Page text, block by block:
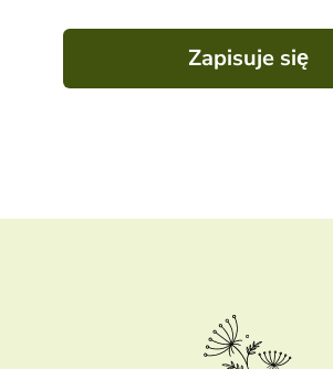
Zapisuje się